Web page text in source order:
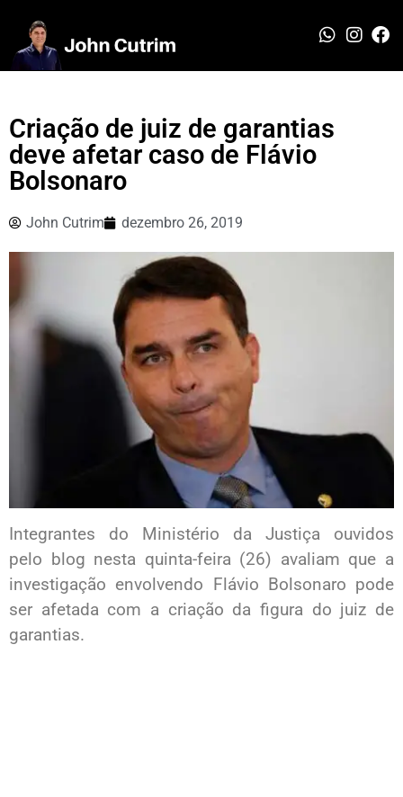
Criação de juiz de garantias
deve afetar caso de Flávio
Bolsonaro
John Cutrim dezembro 26, 2019
Integrantes do Ministério da Justiça ouvidos
pelo blog nesta quinta-feira (26) avaliam que a
investigação envolvendo Flávio Bolsonaro pode
ser afetada com a criação da figura do juiz de
garantias.